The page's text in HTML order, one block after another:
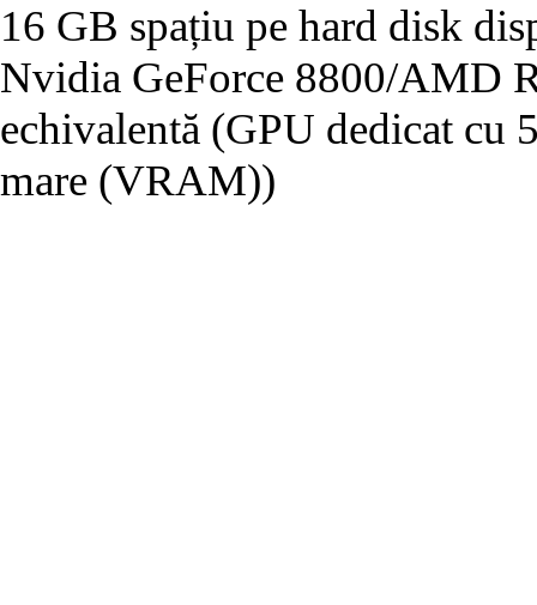
16 GB spațiu pe hard disk
Nvidia GeForce 8800/AMD
echivalentă (GPU dedicat cu
mare (VRAM))